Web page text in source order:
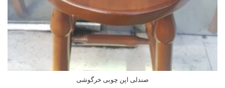
صندلی اپن چوبی خرگوشی
اطلاعات بیشتر